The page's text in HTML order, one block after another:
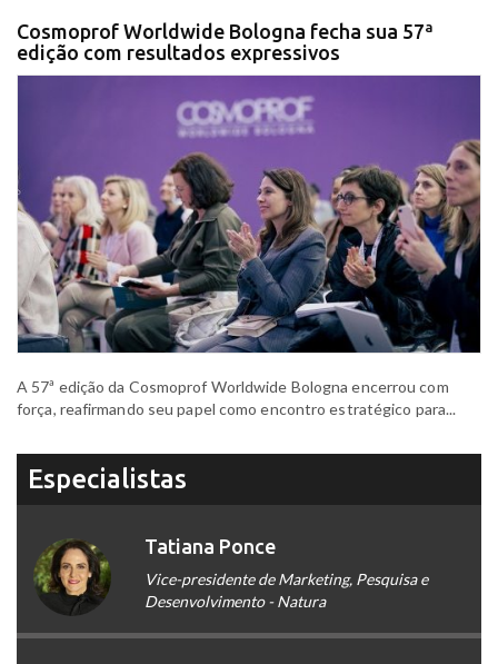
Cosmoprof Worldwide Bologna fecha sua 57ª
edição com resultados expressivos
A 57ª edição da Cosmoprof Worldwide Bologna encerrou com
força, reafirmando seu papel como encontro estratégico para...
Especialistas
Tatiana Ponce
Vice-presidente de Marketing, Pesquisa e
Desenvolvimento - Natura